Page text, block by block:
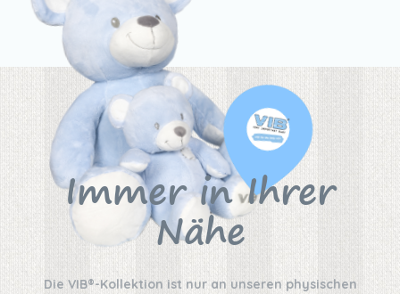
Immer in Ihrer
Nähe
Die VIB®-Kollektion ist nur an unseren physischen